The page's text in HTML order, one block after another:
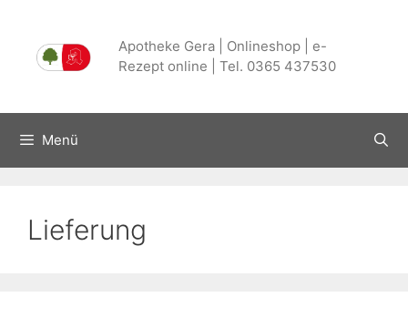
Inhalt
springen
Apotheke Gera | Onlineshop | e-
Rezept online | Tel. 0365 437530
Menü
Lieferung